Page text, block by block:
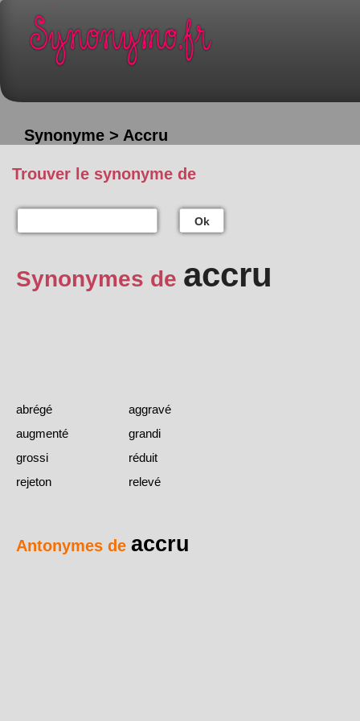
Synonyme > Accru
Trouver le synonyme de
Ok
Synonymes de accru
abrégé
aggravé
augmenté
grandi
grossi
réduit
rejeton
relevé
Antonymes de accru